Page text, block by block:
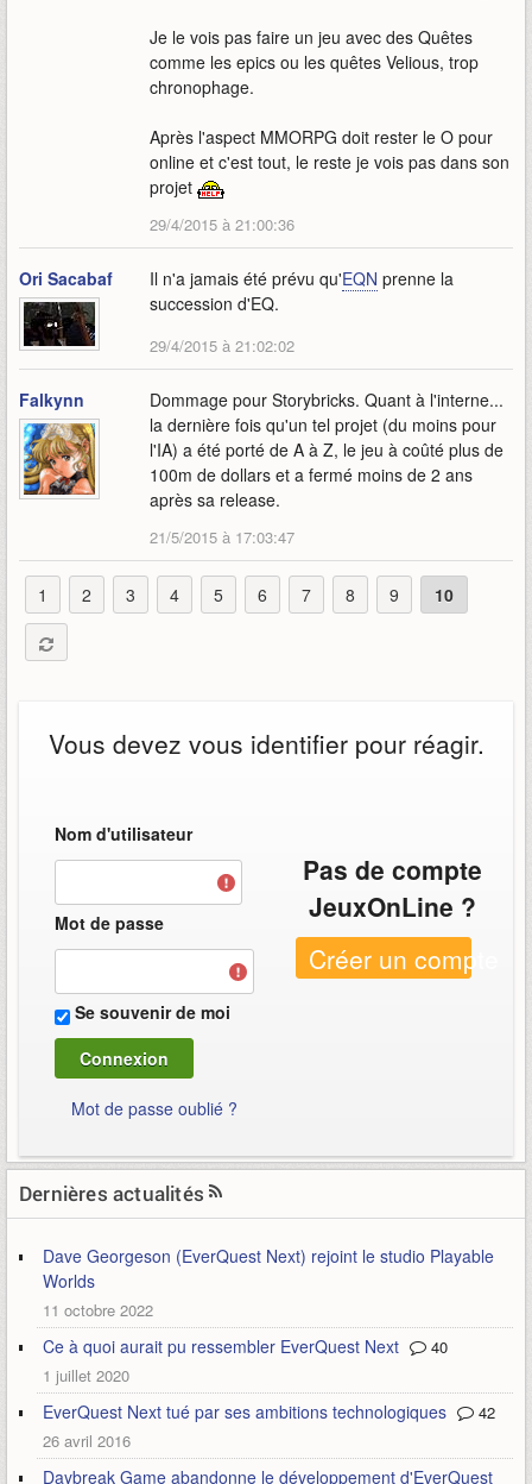
Je le vois pas faire un jeu avec des Quêtes
comme les epics ou les quêtes Velious, trop
chronophage.
Après l'aspect MMORPG doit rester le O pour
online et c'est tout, le reste je vois pas dans son
projet
29/4/2015 à 21:00:36
Ori Sacabaf Il n'a jamais été prévu qu'EQN prenne la
succession d'EQ.
29/4/2015 à 21:02:02
Falkynn
Dommage pour Storybricks. Quant à l'interne...
la dernière fois qu'un tel projet (du moins pour
l'IA) a été porté de A à Z, le jeu à coûté plus de
100m de dollars et a fermé moins de 2 ans
après sa release.
21/5/2015 à 17:03:47
1 2 3 4 5 6 7 8 9 10
Vous devez vous identifier pour réagir.
Nom d'utilisateur
Mot de passe
Se souvenir de moi
Mot de passe oublié ?
Pas de compte
JeuxOnLine ?
Créer un compte
Dernières actualités
Dave Georgeson (EverQuest Next) rejoint le studio Playable
Worlds
11 octobre 2022
Ce à quoi aurait pu ressembler EverQuest Next
40
1 juillet 2020
EverQuest Next tué par ses ambitions technologiques
42
26 avril 2016
Daybreak Game abandonne le développement d'EverQuest